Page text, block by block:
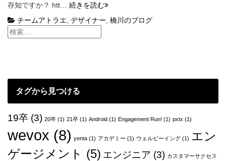
存知ですか？ htt… 続きを読む愚
に
チームアトラエ デザイナー 橋川のブログ
タグから見つける
19卒 (3) 20卒 (1) 21卒 (1) Android (1) Engagement Run! (1) pxtx (1)
wevox (8) yenta (1) アカデミー (1) ウェルビーイング (1) エン
ゲージメント (5) エンジニア (3) カスタマーサクセス